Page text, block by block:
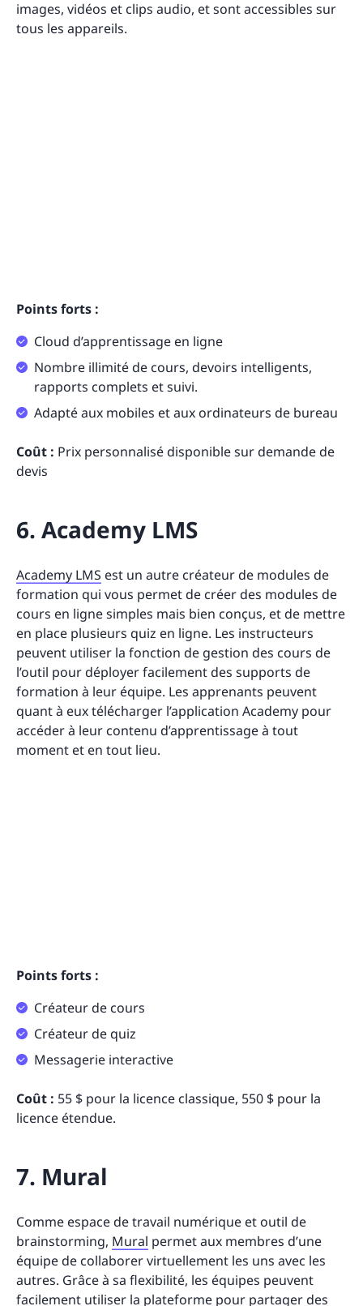
images, vidéos et clips audio, et sont accessibles sur
tous les appareils.
Points forts :
Cloud d’apprentissage en ligne
Nombre illimité de cours, devoirs intelligents,
rapports complets et suivi.
Adapté aux mobiles et aux ordinateurs de bureau
Coût : Prix personnalisé disponible sur demande de
devis
6. Academy LMS
Academy LMS est un autre créateur de modules de
formation qui vous permet de créer des modules de
cours en ligne simples mais bien conçus, et de mettre
en place plusieurs quiz en ligne. Les instructeurs
peuvent utiliser la fonction de gestion des cours de
l’outil pour déployer facilement des supports de
formation à leur équipe. Les apprenants peuvent
quant à eux télécharger l’application Academy pour
accéder à leur contenu d’apprentissage à tout
moment et en tout lieu.
Points forts :
Créateur de cours
Créateur de quiz
Messagerie interactive
Coût : 55 $ pour la licence classique, 550 $ pour la
licence étendue.
7. Mural
Comme espace de travail numérique et outil de
brainstorming, Mural permet aux membres d’une
équipe de collaborer virtuellement les uns avec les
autres. Grâce à sa flexibilité, les équipes peuvent
facilement utiliser la plateforme pour partager des